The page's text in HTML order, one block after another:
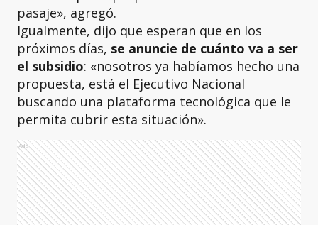
pasaje», agregó.
Igualmente, dijo que esperan que en los
próximos días, se anuncie de cuánto va a ser
el subsidio: «nosotros ya habíamos hecho una
propuesta, está el Ejecutivo Nacional
buscando una plataforma tecnológica que le
permita cubrir esta situación».
Ads